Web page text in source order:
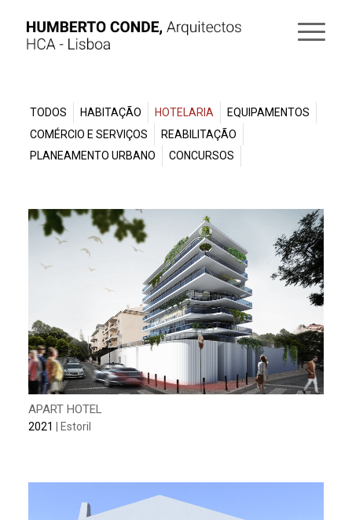
TODOS HABITAÇÃO HOTELARIA
EQUIPAMENTOS
COMÉRCIO E SERVIÇOS
REABILITAÇÃO
PLANEAMENTO URBANO
CONCURSOS
APART HOTEL
2021 | Estoril